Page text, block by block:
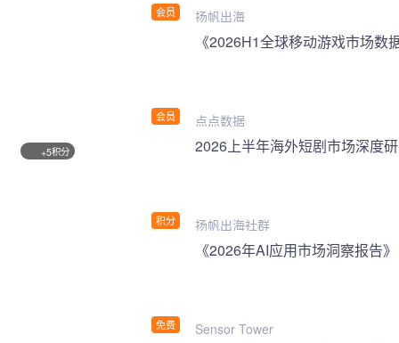
会员 扬帆出海
会员
《2026H1全球移动游戏市场数
点点数据
+5积分
积分
2026上半年海外短剧市场深度
扬帆出海社群
免费
《2026年AI应用市场洞察报告》
Sensor Tower